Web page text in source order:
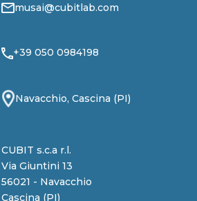
musai@cubitlab.com
+39 050 0984198
Navacchio, Cascina (PI)
CUBIT s.c.a r.l.
Via Giuntini 13
56021 - Navacchio
Cascina (PI)